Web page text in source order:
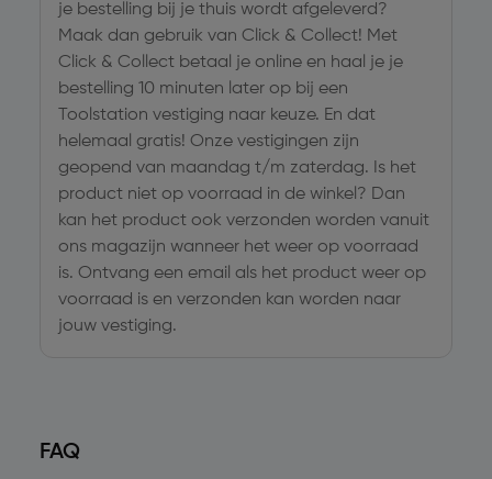
je bestelling bij je thuis wordt afgeleverd?
Maak dan gebruik van Click & Collect! Met
Click & Collect betaal je online en haal je je
bestelling 10 minuten later op bij een
Toolstation vestiging naar keuze. En dat
helemaal gratis! Onze vestigingen zijn
geopend van maandag t/m zaterdag. Is het
product niet op voorraad in de winkel? Dan
kan het product ook verzonden worden vanuit
ons magazijn wanneer het weer op voorraad
is. Ontvang een email als het product weer op
voorraad is en verzonden kan worden naar
jouw vestiging.
FAQ